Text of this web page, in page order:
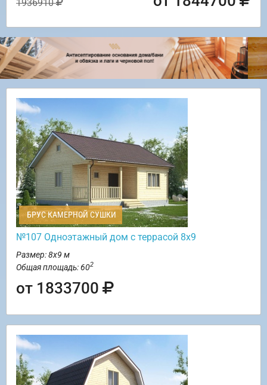
1936910
БРУС КАМЕРНОЙ СУШКИ
№107 Одноэтажный дом с террасой 8х9
Размер: 8х9 м
Общая площадь: 602
от 1833700